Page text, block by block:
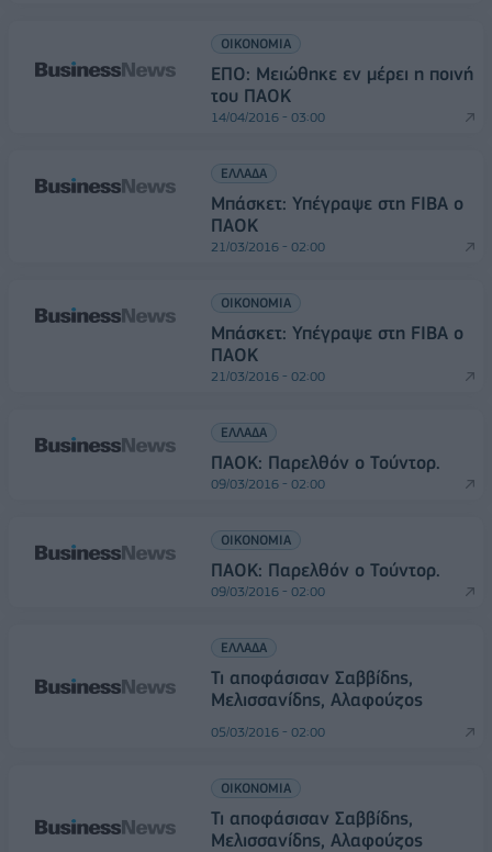
ΟΙΚΟΝΟΜΙΑ
ΕΠΟ: Μειώθηκε εν μέρει η ποινή
του ΠΑΟΚ
14/04/2016 - 03:00
ΕΛΛΑΔΑ
Μπάσκετ: Υπέγραψε στη FIBA ο
ΠΑΟΚ
21/03/2016 - 02:00
ΟΙΚΟΝΟΜΙΑ
Μπάσκετ: Υπέγραψε στη FIBA ο
ΠΑΟΚ
21/03/2016 - 02:00
ΕΛΛΑΔΑ
ΠΑΟΚ: Παρελθόν ο Τούντορ.
09/03/2016 - 02:00
ΟΙΚΟΝΟΜΙΑ
ΠΑΟΚ: Παρελθόν ο Τούντορ.
09/03/2016 - 02:00
ΕΛΛΑΔΑ
Τι αποφάσισαν Σαββίδης,
Μελισσανίδης, Αλαφούζος
05/03/2016 - 02:00
ΟΙΚΟΝΟΜΙΑ
Τι αποφάσισαν Σαββίδης,
Μελισσανίδης, Αλαφούζος